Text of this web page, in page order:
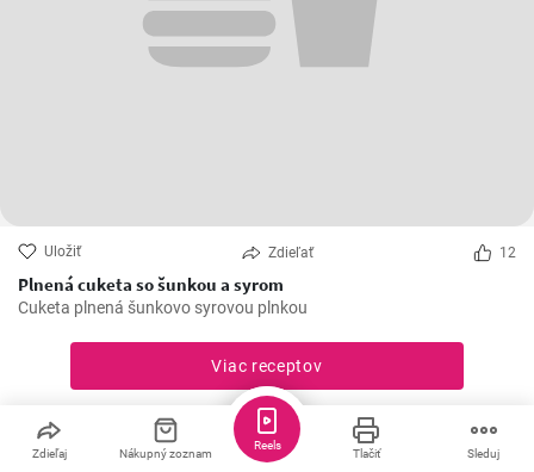
Uložiť Zdieľať 12
Plnená cuketa so šunkou a syrom
Cuketa plnená šunkovo syrovou plnkou
Viac receptov
Zdieľaj Nákupný zoznam Tlačiť Sleduj
Reels